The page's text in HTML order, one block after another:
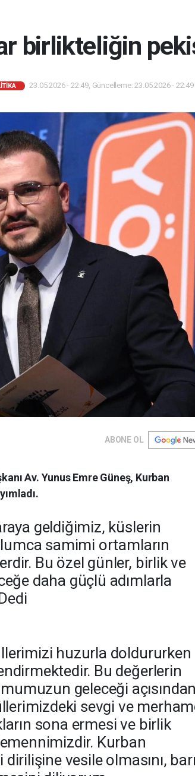
birlikteliğin
23.05.2026 - 22:49, Güncelleme: 23.05.2026 - 22:49
ABONE OL
Av. Yunus Emre Güneş, Kurban
geldiğimiz, küslerin
samimi ortamların
Bu özel günler, birlik ve
daha güçlü adımlarla
huzurla doldururken
Bu değerlerin
geleceği açısından
sevgi ve
sona ermesi ve birlik
Kurban
vesile olmasını,